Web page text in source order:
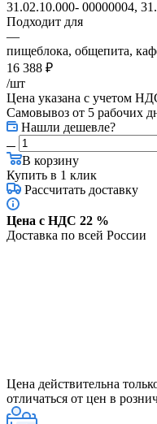
31.02.10.000- 00000004,
Подходит для
—
пищеблока, общепита,
16 388 ₽
/шт
Цена указана с учетом
Самовывоз от 5 рабочих
Нашли дешевле?
В корзину
Купить в 1 клик
Рассчитать доставку
Цена с НДС 22 %
Доставка по всей России
Цена действительна
отличаться от цен в